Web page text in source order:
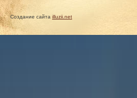
Создание сайта illuzii.net